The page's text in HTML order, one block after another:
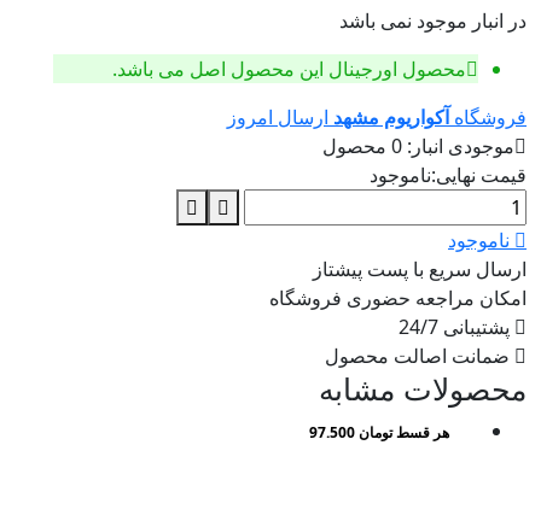
در انبار موجود نمی باشد
محصول اورجینال این محصول اصل می باشد.
فروشگاه آکواریوم مشهد ارسال امروز
موجودی انبار: 0 محصول
قیمت نهایی:ناموجود
ناموجود
ارسال سریع با پست پیشتاز
امکان مراجعه حضوری فروشگاه
پشتیبانی 24/7
ضمانت اصالت محصول
محصولات مشابه
هر قسطتومان